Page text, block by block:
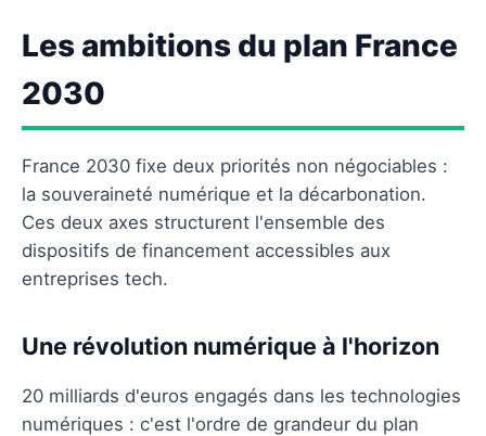
Les ambitions du plan France
2030
France 2030 fixe deux priorités non négociables :
la souveraineté numérique et la décarbonation.
Ces deux axes structurent l'ensemble des
dispositifs de financement accessibles aux
entreprises tech.
Une révolution numérique à l'horizon
20 milliards d'euros engagés dans les technologies
numériques : c'est l'ordre de grandeur du plan